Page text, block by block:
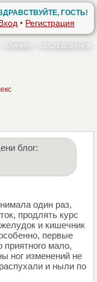
ГОСТЬ!
• Регистрация
КЛИНИКИ ОБСЛЕДОВАНИЯ
блог:
один раз,
продлять курс
и кишечник
первые
мало,
ног изменений не
и ныли по